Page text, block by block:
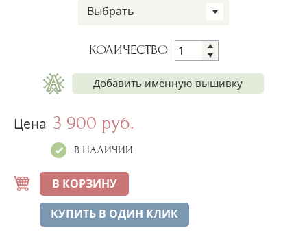
Выбрать
КОЛИЧЕСТВО
Добавить именную вышивку
Имя на рубашке
+250 руб.
Цена 3 900 руб.
В НАЛИЧИИ
В КОРЗИНУ
КУПИТЬ В ОДИН КЛИК